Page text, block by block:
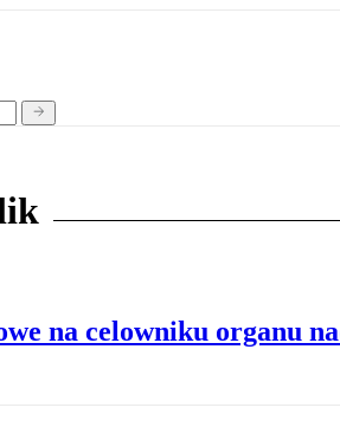
na celowniku organu